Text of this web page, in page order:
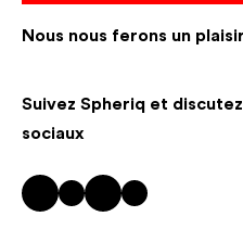
Nous nous ferons un
Suivez Spheriq et
sociaux
Twitter Instagram